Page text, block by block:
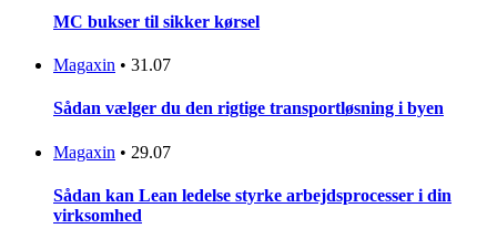
MC bukser til sikker kørsel
Magaxin • 31.07
Sådan vælger du den rigtige transportløsning i byen
Magaxin • 29.07
Sådan kan Lean ledelse styrke arbejdsprocesser i din
virksomhed